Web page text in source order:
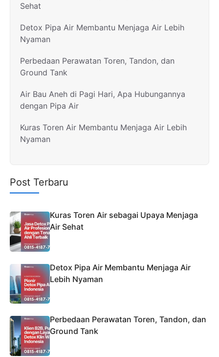
Sehat
Detox Pipa Air Membantu Menjaga Air Lebih
Nyaman
Perbedaan Perawatan Toren, Tandon, dan
Ground Tank
Air Bau Aneh di Pagi Hari, Apa Hubungannya
dengan Pipa Air
Kuras Toren Air Membantu Menjaga Air Lebih
Nyaman
Post Terbaru
Kuras Toren Air sebagai Upaya Menjaga
Air Sehat
Detox Pipa Air Membantu Menjaga Air
Lebih Nyaman
Perbedaan Perawatan Toren, Tandon, dan
Ground Tank